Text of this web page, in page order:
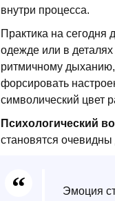
внутри процесса.
Практика на сегодня
одежде или в деталях
ритмичному дыханию,
форсировать
символический цвет
Психологический
становятся
Эмоция